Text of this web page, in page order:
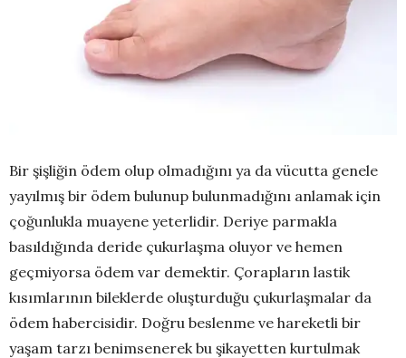
Bir şişliğin ödem olup olmadığını ya da vücutta genele
yayılmış bir ödem bulunup bulunmadığını anlamak için
çoğunlukla muayene yeterlidir. Deriye parmakla
basıldığında deride çukurlaşma oluyor ve hemen
geçmiyorsa ödem var demektir. Çorapların lastik
kısımlarının bileklerde oluşturduğu çukurlaşmalar da
ödem habercisidir. Doğru beslenme ve hareketli bir
yaşam tarzı benimsenerek bu şikayetten kurtulmak